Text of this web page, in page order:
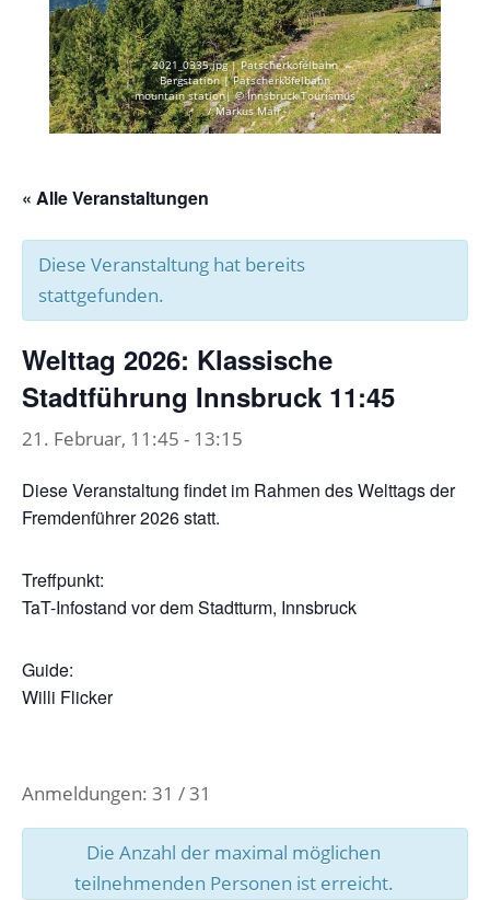
2021_0335.jpg | Patscherkofelbahn
Bergstation | Patscherkofelbahn
mountain station| © Innsbruck Tourismus
/ Markus Mair
« Alle Veranstaltungen
Diese Veranstaltung hat bereits
stattgefunden.
Welttag 2026: Klassische
Stadtführung Innsbruck 11:45
21. Februar, 11:45 - 13:15
Diese Veranstaltung findet im Rahmen des Welttags der
Fremdenführer 2026 statt.
Treffpunkt:
TaT-Infostand vor dem Stadtturm, Innsbruck
Guide:
Willi Flicker
Anmeldungen: 31 / 31
Die Anzahl der maximal möglichen
teilnehmenden Personen ist erreicht.